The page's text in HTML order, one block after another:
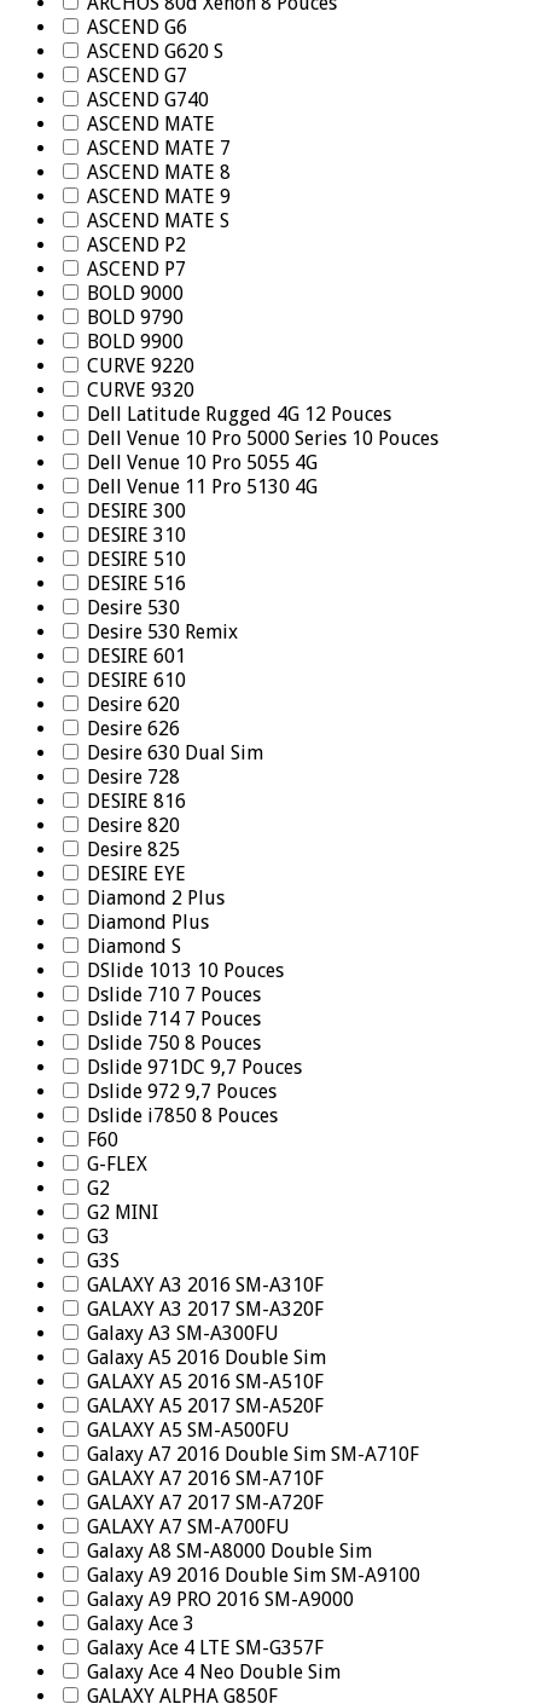
ASCEND G6
ASCEND G620 S
ASCEND G7
ASCEND G740
ASCEND MATE
ASCEND MATE 7
ASCEND MATE 8
ASCEND MATE 9
ASCEND MATE S
ASCEND P2
ASCEND P7
BOLD 9000
BOLD 9790
BOLD 9900
CURVE 9220
CURVE 9320
Dell Latitude Rugged 4G 12 Pouces
Dell Venue 10 Pro 5000 Series 10 Pouces
Dell Venue 10 Pro 5055 4G
Dell Venue 11 Pro 5130 4G
DESIRE 300
DESIRE 310
DESIRE 510
DESIRE 516
Desire 530
Desire 530 Remix
DESIRE 601
DESIRE 610
Desire 620
Desire 626
Desire 630 Dual Sim
Desire 728
DESIRE 816
Desire 820
Desire 825
DESIRE EYE
Diamond 2 Plus
Diamond Plus
Diamond S
DSlide 1013 10 Pouces
Dslide 710 7 Pouces
Dslide 714 7 Pouces
Dslide 750 8 Pouces
Dslide 971DC 9,7 Pouces
Dslide 972 9,7 Pouces
Dslide i7850 8 Pouces
F60
G-FLEX
G2
G2 MINI
G3
G3S
GALAXY A3 2016 SM-A310F
GALAXY A3 2017 SM-A320F
Galaxy A3 SM-A300FU
Galaxy A5 2016 Double Sim
GALAXY A5 2016 SM-A510F
GALAXY A5 2017 SM-A520F
GALAXY A5 SM-A500FU
Galaxy A7 2016 Double Sim SM-A710F
GALAXY A7 2016 SM-A710F
GALAXY A7 2017 SM-A720F
GALAXY A7 SM-A700FU
Galaxy A8 SM-A8000 Double Sim
Galaxy A9 2016 Double Sim SM-A9100
Galaxy A9 PRO 2016 SM-A9000
Galaxy Ace 3
Galaxy Ace 4 LTE SM-G357F
Galaxy Ace 4 Neo Double Sim
GALAXY ALPHA G850F